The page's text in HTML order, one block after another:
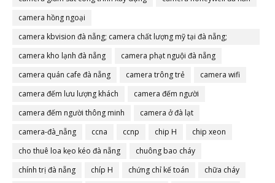
camera hồng ngoại
camera kbvision đà nẵng; camera chất lượng mỹ tại đà nẵng;
camera đà nẵng
camera kho lạnh đà nẵng
camera phạt nguội đà nẵng
camera quán cafe đà nẵng
camera trông trẻ
camera wifi
camera đếm lưu lượng khách
camera đếm người
camera đếm người thông minh
camera ở đà lạt
camera-đà_nẵng
ccna ccnp chip H
chip xeon
cho thuê loa kẹo kéo đà nẵng
chuông bao cháy
chính trị đà nẵng
chíp H chứng chỉ kế toán
chữa cháy